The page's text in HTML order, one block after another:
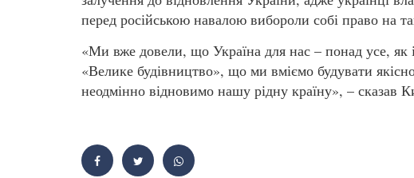
перед російською навалою вибороли собі право на
«Ми вже довели, що Україна для нас – понад усе, як
«Велике будівництво», що ми вміємо будувати
неодмінно відновимо нашу рідну країну», – сказав